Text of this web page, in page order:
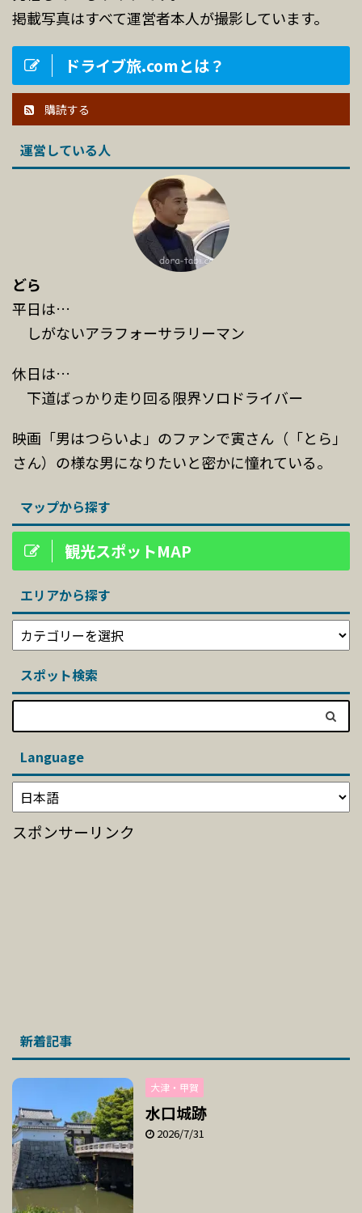
掲載写真はすべて運営者本人が撮影しています。
ドライブ旅.comとは？
購読する
運営している人
どら
平日は…
しがないアラフォーサラリーマン
休日は…
下道ばっかり走り回る限界ソロドライバー
映画「男はつらいよ」のファンで寅さん（「とら」
さん）の様な男になりたいと密かに憧れている。
マップから探す
観光スポットMAP
エリアから探す
スポット検索
Language
スポンサーリンク
新着記事
大津・甲賀
水口城跡
2026/7/31